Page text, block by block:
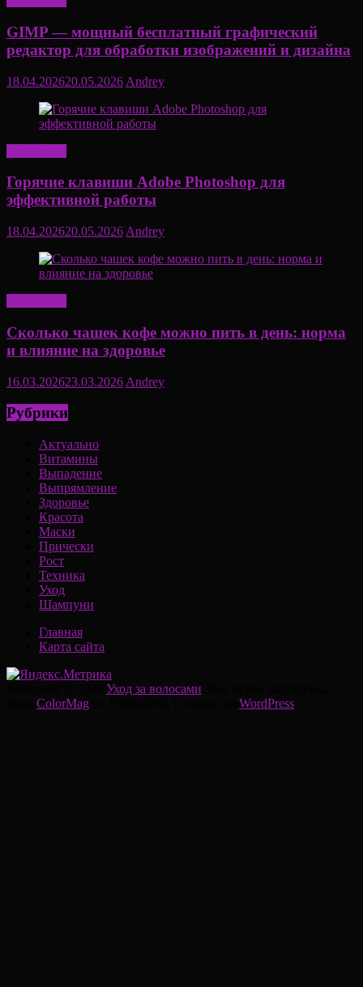
GIMP — мощный бесплатный графический
редактор для обработки изображений и дизайна
18.04.202620.05.2026 Andrey
Горячие клавиши Adobe Photoshop для
эффективной работы
18.04.202620.05.2026 Andrey
Сколько чашек кофе можно пить в день: норма
и влияние на здоровье
16.03.202623.03.2026 Andrey
Рубрики
Актуально
Витамины
Выпадение
Выпрямление
Здоровье
Красота
Маски
Прически
Рост
Техника
Уход
Шампуни
Главная
Карта сайта
Уход за волосами
ColorMag WordPress